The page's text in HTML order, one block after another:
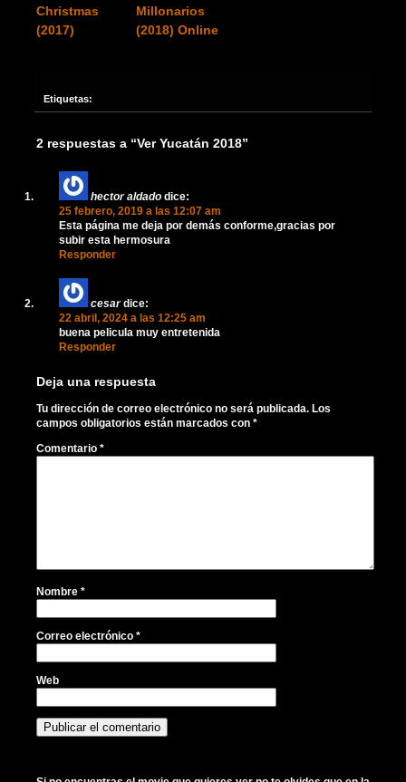
Christmas
(2017)
Millonarios
(2018) Online
Etiquetas:
2 respuestas a “Ver Yucatán 2018”
hector aldado dice:
25 febrero, 2019 a las 12:07 am
Esta página me deja por demás conforme,gracias por
subir esta hermosura
Responder
cesar dice:
22 abril, 2024 a las 12:25 am
buena pelicula muy entretenida
Responder
Deja una respuesta
Tu dirección de correo electrónico no será publicada. Los
campos obligatorios están marcados con *
Comentario *
Nombre *
Correo electrónico *
Web